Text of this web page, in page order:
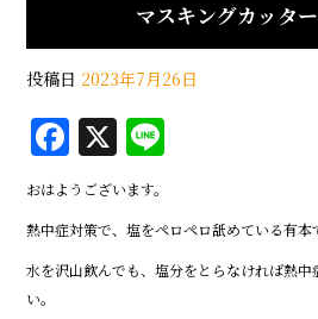
マスキングカッタ
投稿日 2023年7月26日
F
a
c
e
b
X
e
おはようございます。
熱中症対策で、塩をペロペロ舐めている有本
水を沢山飲んでも、塩分をとらなければ熱
い。